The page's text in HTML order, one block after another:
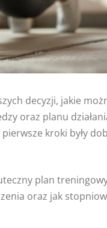
decyzji, jakie
oraz planu
kroki były
plan
oraz jak